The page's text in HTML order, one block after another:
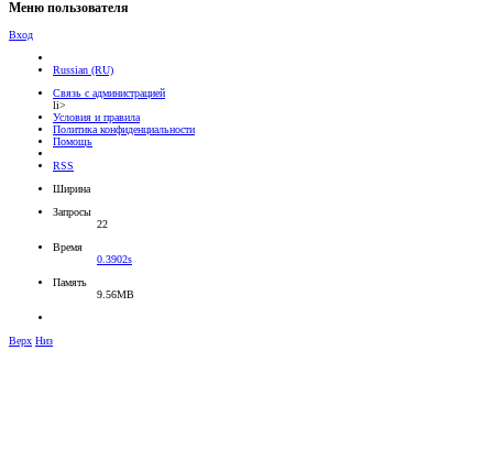
Меню пользователя
Вход
Russian (RU)
Связь с администрацией
li>
Условия и правила
Политика конфиденциальности
Помощь
RSS
Ширина
Запросы
22
Время
0.3902s
Память
9.56MB
Верх Низ